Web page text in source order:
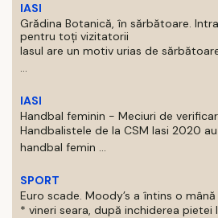
IASI
Grădina Botanică, în sărbătoare.
pentru toți vizitatorii
Iasul are un motiv urias de
...
IASI
Handbal feminin - Meciuri de
Handbalistele de la CSM Iasi 2020
handbal femin ...
SPORT
Euro scade. Moody’s a întins o
* vineri seara, după inchiderea pietei